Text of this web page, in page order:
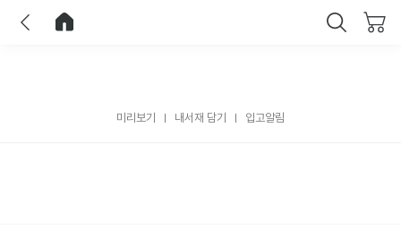
미리보기 내서재 담기 입고알림